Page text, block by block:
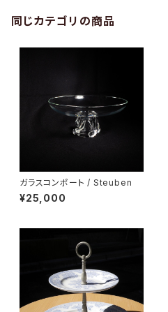
同じカテゴリの商品
ガラスコンポート / Steuben
¥25,000